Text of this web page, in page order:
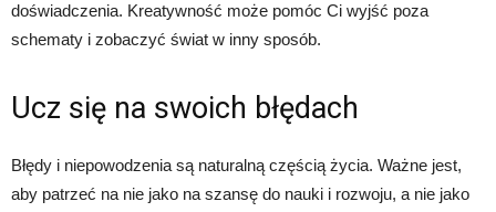
doświadczenia. Kreatywność może pomóc Ci wyjść poza
schematy i zobaczyć świat w inny sposób.
Ucz się na swoich błędach
Błędy i niepowodzenia są naturalną częścią życia. Ważne jest,
aby patrzeć na nie jako na szansę do nauki i rozwoju, a nie jako